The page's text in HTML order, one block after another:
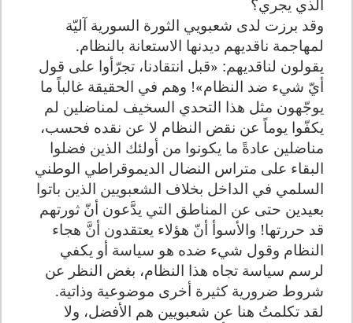
الذي يجري؟
وقد برزت لدى شعبويي الثورة السورية آليّة
لمهاجمة ناقديهم ديدنها الاستعانة بالنظام.
يقولون لناقديهم: «قبل انتقادنا، تجرّأوا على قول
أيّ شيء ضد النظام»! وهم في الحقيقة غالباً ما
يوجّهون مثل هذا التحدي السخيف لمناضلين لم
يكفّوا يوماً عن نقض النظام لا عن نقده فحسب،
مناضلين عادةً ما يكونوا من أولئك الذين فضلوا
البقاء على متراس النضال الديموقراطي الوطني
السلمي في الداخل بخلاف الشعبويين الذين باتوا
بعيدين حتى عن المناطق التي يدَّعون أنّ ثورتهم
قد حررتها! والأسوأ أنّ هؤلاء يعتقدون أنَّ هجاء
النظام وقول شيء ضده هو سياسة أو يكفي
لرسم سياسة تجاه هذا النظام، بغض النظر عن
شروط ضرورية كثيرة أخرى موضوعية وذاتية.
لقد تكلمتُ هنا عن شعبويين هم الأفضل، ولا